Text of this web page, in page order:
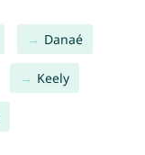
Danaé
Keely